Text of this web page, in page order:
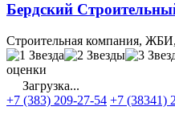
Бердский
Строительная компания,
оценки
Загрузка...
+7 (383) 209-27-54 +7 (38341)